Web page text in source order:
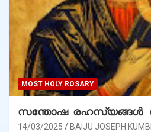
MOST HOLY ROSARY
സന്തോഷ രഹസ്യങ്ങൾ
14/03/2025 BAIJU JOSEPH